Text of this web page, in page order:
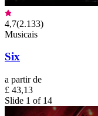
4,7(2.133)
Musicais
Six
a partir de
£ 43,13
Slide 1 of 14